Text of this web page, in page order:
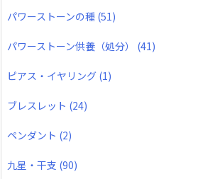
パワーストーンの種 (51)
パワーストーン供養（処分） (41)
ピアス・イヤリング (1)
ブレスレット (24)
ペンダント (2)
九星・干支 (90)